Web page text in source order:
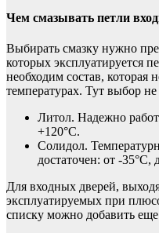
Чем смазывать петли
Выбирать смазку нужно
которых эксплуатируется
необходим состав, которая
температурах. Тут выбор
Литол. Надежно
+120°C.
Солидол.
достаточен: от -35°C,
Для входных дверей,
эксплуатируемых при
списку можно добавить